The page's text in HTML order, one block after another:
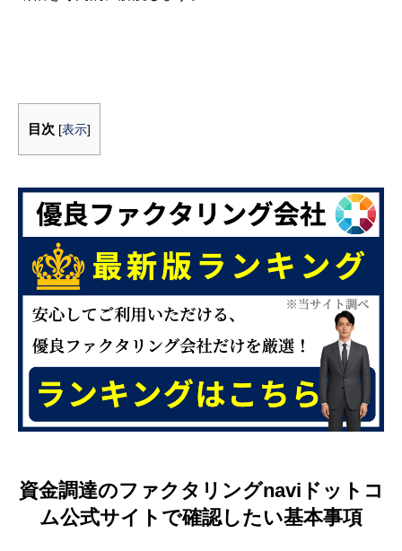
目次 [表示]
資金調達のファクタリングnaviドットコ
ム公式サイトで確認したい基本事項